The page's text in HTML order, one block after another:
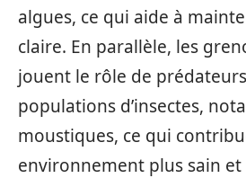
algues, ce qui aide à
claire. En parallèle, les
jouent le rôle de
populations d’insectes,
moustiques, ce qui
environnement plus sain et